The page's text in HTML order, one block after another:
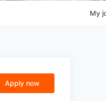
My
Apply now